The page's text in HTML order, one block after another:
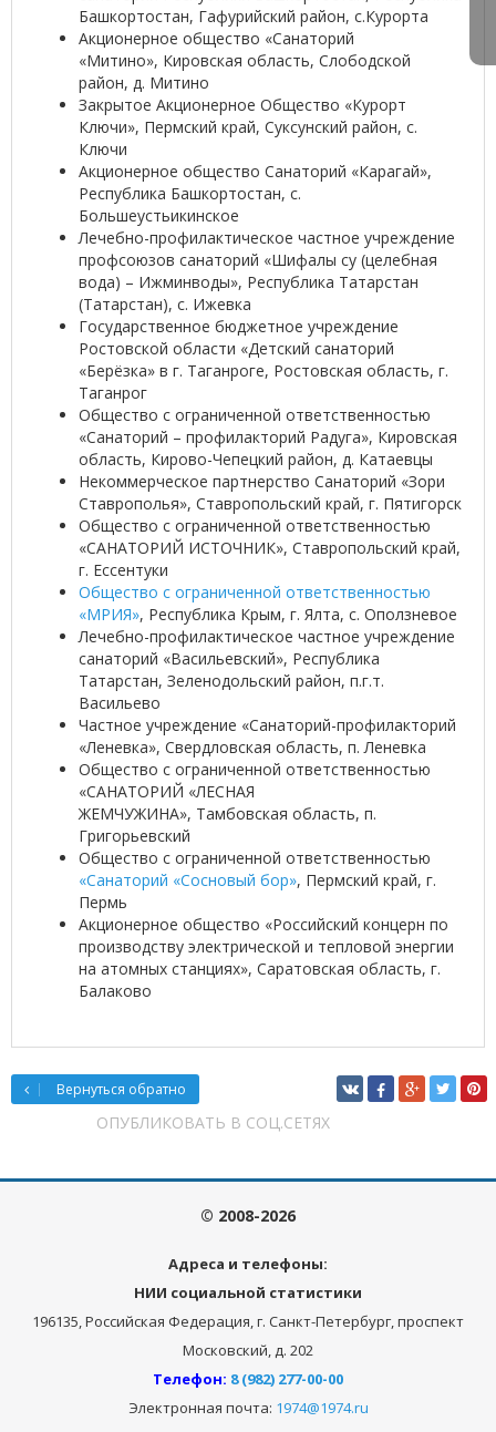
Башкортостан, Гафурийский район, с.Курорта
Акционерное общество «Санаторий
«Митино», Кировская область, Слободской
район, д. Митино
Закрытое Акционерное Общество «Курорт
Ключи», Пермский край, Суксунский район, с.
Ключи
Акционерное общество Санаторий «Карагай»,
Республика Башкортостан, с.
Большеустьикинское
Лечебно-профилактическое частное учреждение
профсоюзов санаторий «Шифалы су (целебная
вода) – Ижминводы», Республика Татарстан
(Татарстан), с. Ижевка
Государственное бюджетное учреждение
Ростовской области «Детский санаторий
«Берёзка» в г. Таганроге, Ростовская область, г.
Таганрог
Общество с ограниченной ответственностью
«Санаторий – профилакторий Радуга», Кировская
область, Кирово-Чепецкий район, д. Катаевцы
Некоммерческое партнерство Санаторий «Зори
Ставрополья», Ставропольский край, г. Пятигорск
Общество с ограниченной ответственностью
«САНАТОРИЙ ИСТОЧНИК», Ставропольский край,
г. Ессентуки
Общество с ограниченной ответственностью
«МРИЯ», Республика Крым, г. Ялта, с. Оползневое
Лечебно-профилактическое частное учреждение
санаторий «Васильевский», Республика
Татарстан, Зеленодольский район, п.г.т.
Васильево
Частное учреждение «Санаторий-профилакторий
«Леневка», Свердловская область, п. Леневка
Общество с ограниченной ответственностью
«САНАТОРИЙ «ЛЕСНАЯ
ЖЕМЧУЖИНА», Тамбовская область, п.
Григорьевский
Общество с ограниченной ответственностью
«Санаторий «Сосновый бор», Пермский край, г.
Пермь
Акционерное общество «Российский концерн по
производству электрической и тепловой энергии
на атомных станциях», Саратовская область, г.
Балаково
Вернуться обратно
ОПУБЛИКОВАТЬ В СОЦ.СЕТЯХ
© 2008-2026
Адреса и телефоны:
НИИ социальной статистики
196135, Российская Федерация, г. Санкт-Петербург, проспект
Московский, д. 202
Телефон: 8 (982) 277-00-00
Электронная почта: 1974@1974.ru